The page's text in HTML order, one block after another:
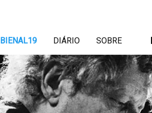
BIENAL19 DIÁRIO SOBRE